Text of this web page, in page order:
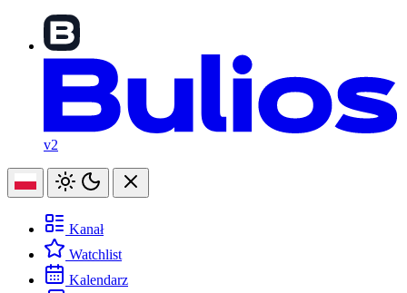
v2
Kanał
Watchlist
Kalendarz